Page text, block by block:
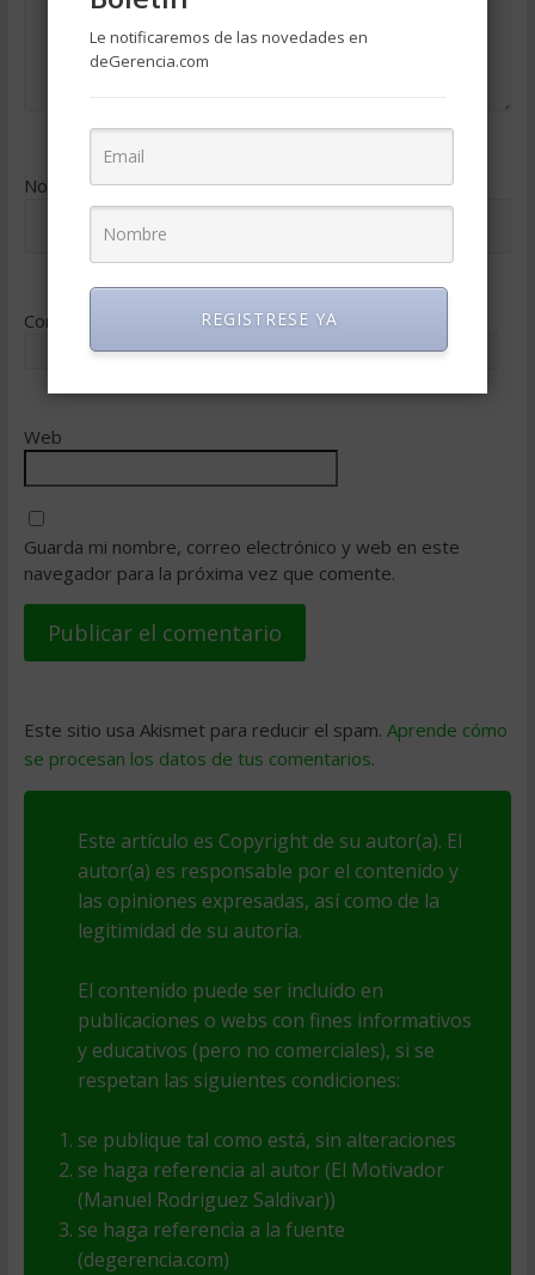
Nombre*
Correo electrónico
Web
Guarda mi nombre, correo electrónico y web en este
navegador para la próxima vez que comente.
Este sitio usa Akismet para reducir el spam. Aprende cómo
se procesan los datos de tus comentarios.
Este artículo es Copyright de su autor(a). El
autor(a) es responsable por el contenido y
las opiniones expresadas, así como de la
legitimidad de su autoría.
El contenido puede ser incluido en
publicaciones o webs con fines informativos
y educativos (pero no comerciales), si se
respetan las siguientes condiciones:
se publique tal como está, sin alteraciones
se haga referencia al autor (El Motivador
(Manuel Rodriguez Saldivar))
se haga referencia a la fuente
(degerencia.com)
Le notificaremos de las novedades en
deGerencia.com
REGISTRESE YA